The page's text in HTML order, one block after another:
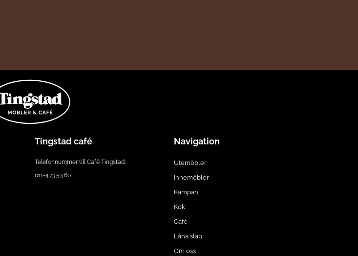
Tingstad café
Telefonnummer till Café Tingstad:
011-473 53 60
Navigation
Utemöbler
Innemöbler
Kampanj
Kök
Café
Låna släp
Om oss